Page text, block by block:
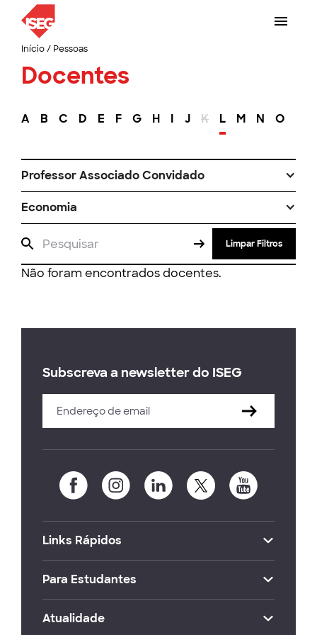
Início/ Pessoas
Docentes
A B C D E F G H I J K L M N O
Professor Associado Convidado
Economia
Limpar Filtros
Não foram encontrados docentes.
Subscreva a newsletter do ISEG
Links Rápidos
Para Estudantes
Atualidade